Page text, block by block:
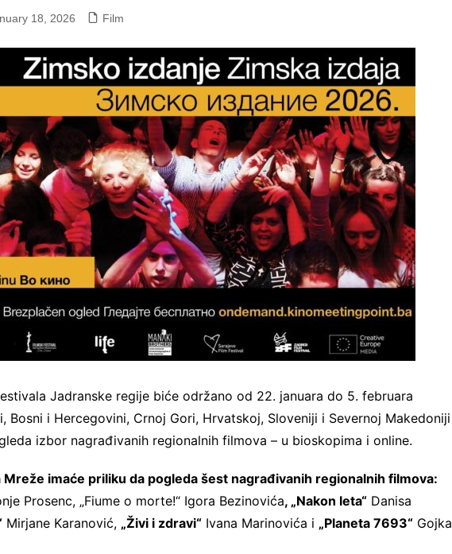
18, 2026 Film
Jadranske regije biće održano od 22. januara do 5. februara
Bosni i Hercegovini, Crnoj Gori, Hrvatskoj, Sloveniji i Severnoj Makedoniji
izbor nagrađivanih regionalnih filmova – u bioskopima i online.
Mreže imaće priliku da pogleda šest nagrađivanih regionalnih filmova:
Prosenc, „Fiume o morte!“ Igora Bezinovića, „Nakon leta“ Danisa
Mirjane Karanović, „Živi i zdravi“ Ivana Marinovića i „Planeta 7693“ Gojka